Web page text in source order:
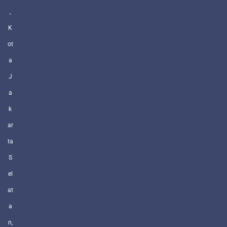
,
K
ot
a
J
a
k
ar
ta
S
el
at
a
n,